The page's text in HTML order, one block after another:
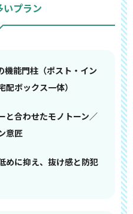
いプラン
機能門柱（ポスト・イン
配ボックス一体）
と合わせたモノトーン／
意匠
めに抑え、抜け感と防犯